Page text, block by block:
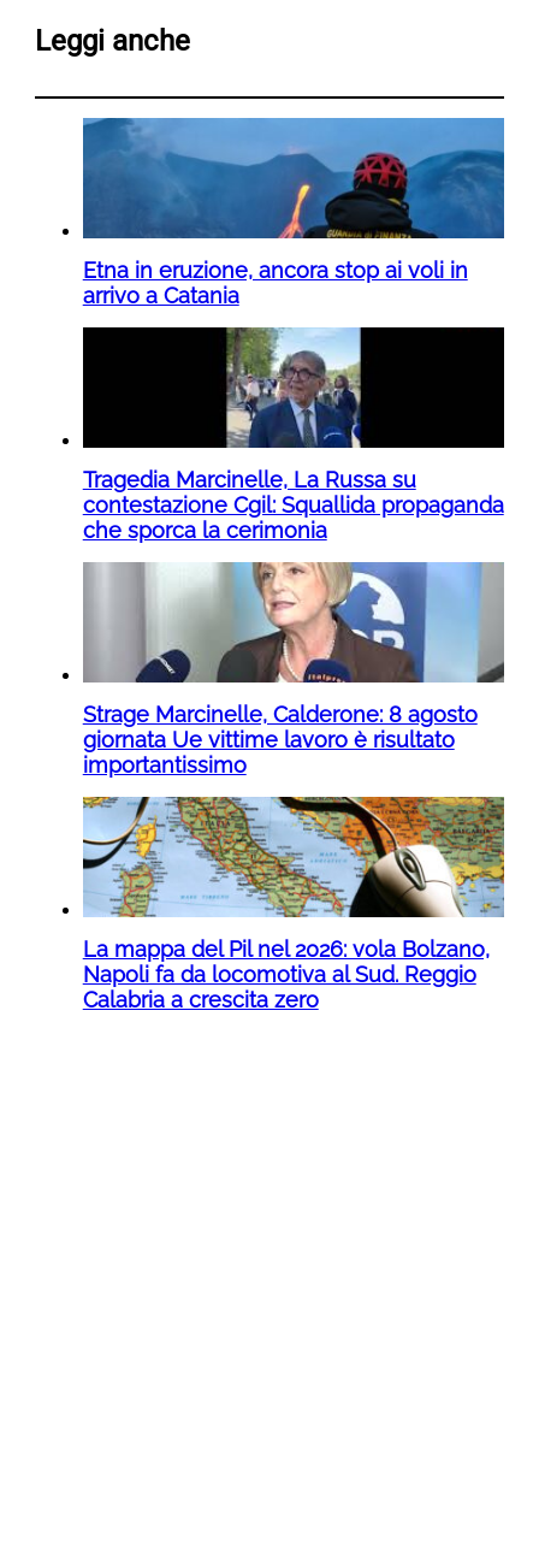
Leggi anche
Etna in eruzione, ancora stop ai voli in
arrivo a Catania
Tragedia Marcinelle, La Russa su
contestazione Cgil: Squallida propaganda
che sporca la cerimonia
Strage Marcinelle, Calderone: 8 agosto
giornata Ue vittime lavoro è risultato
importantissimo
La mappa del Pil nel 2026: vola Bolzano,
Napoli fa da locomotiva al Sud. Reggio
Calabria a crescita zero